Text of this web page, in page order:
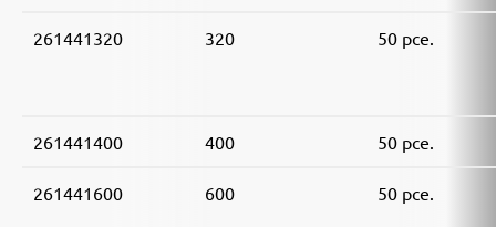
261441320 320 50 pce.
261441400 400 50 pce.
261441600 600 50 pce.